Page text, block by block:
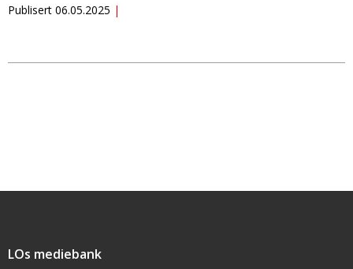
Publisert 06.05.2025
Snarveier
LOs mediebank